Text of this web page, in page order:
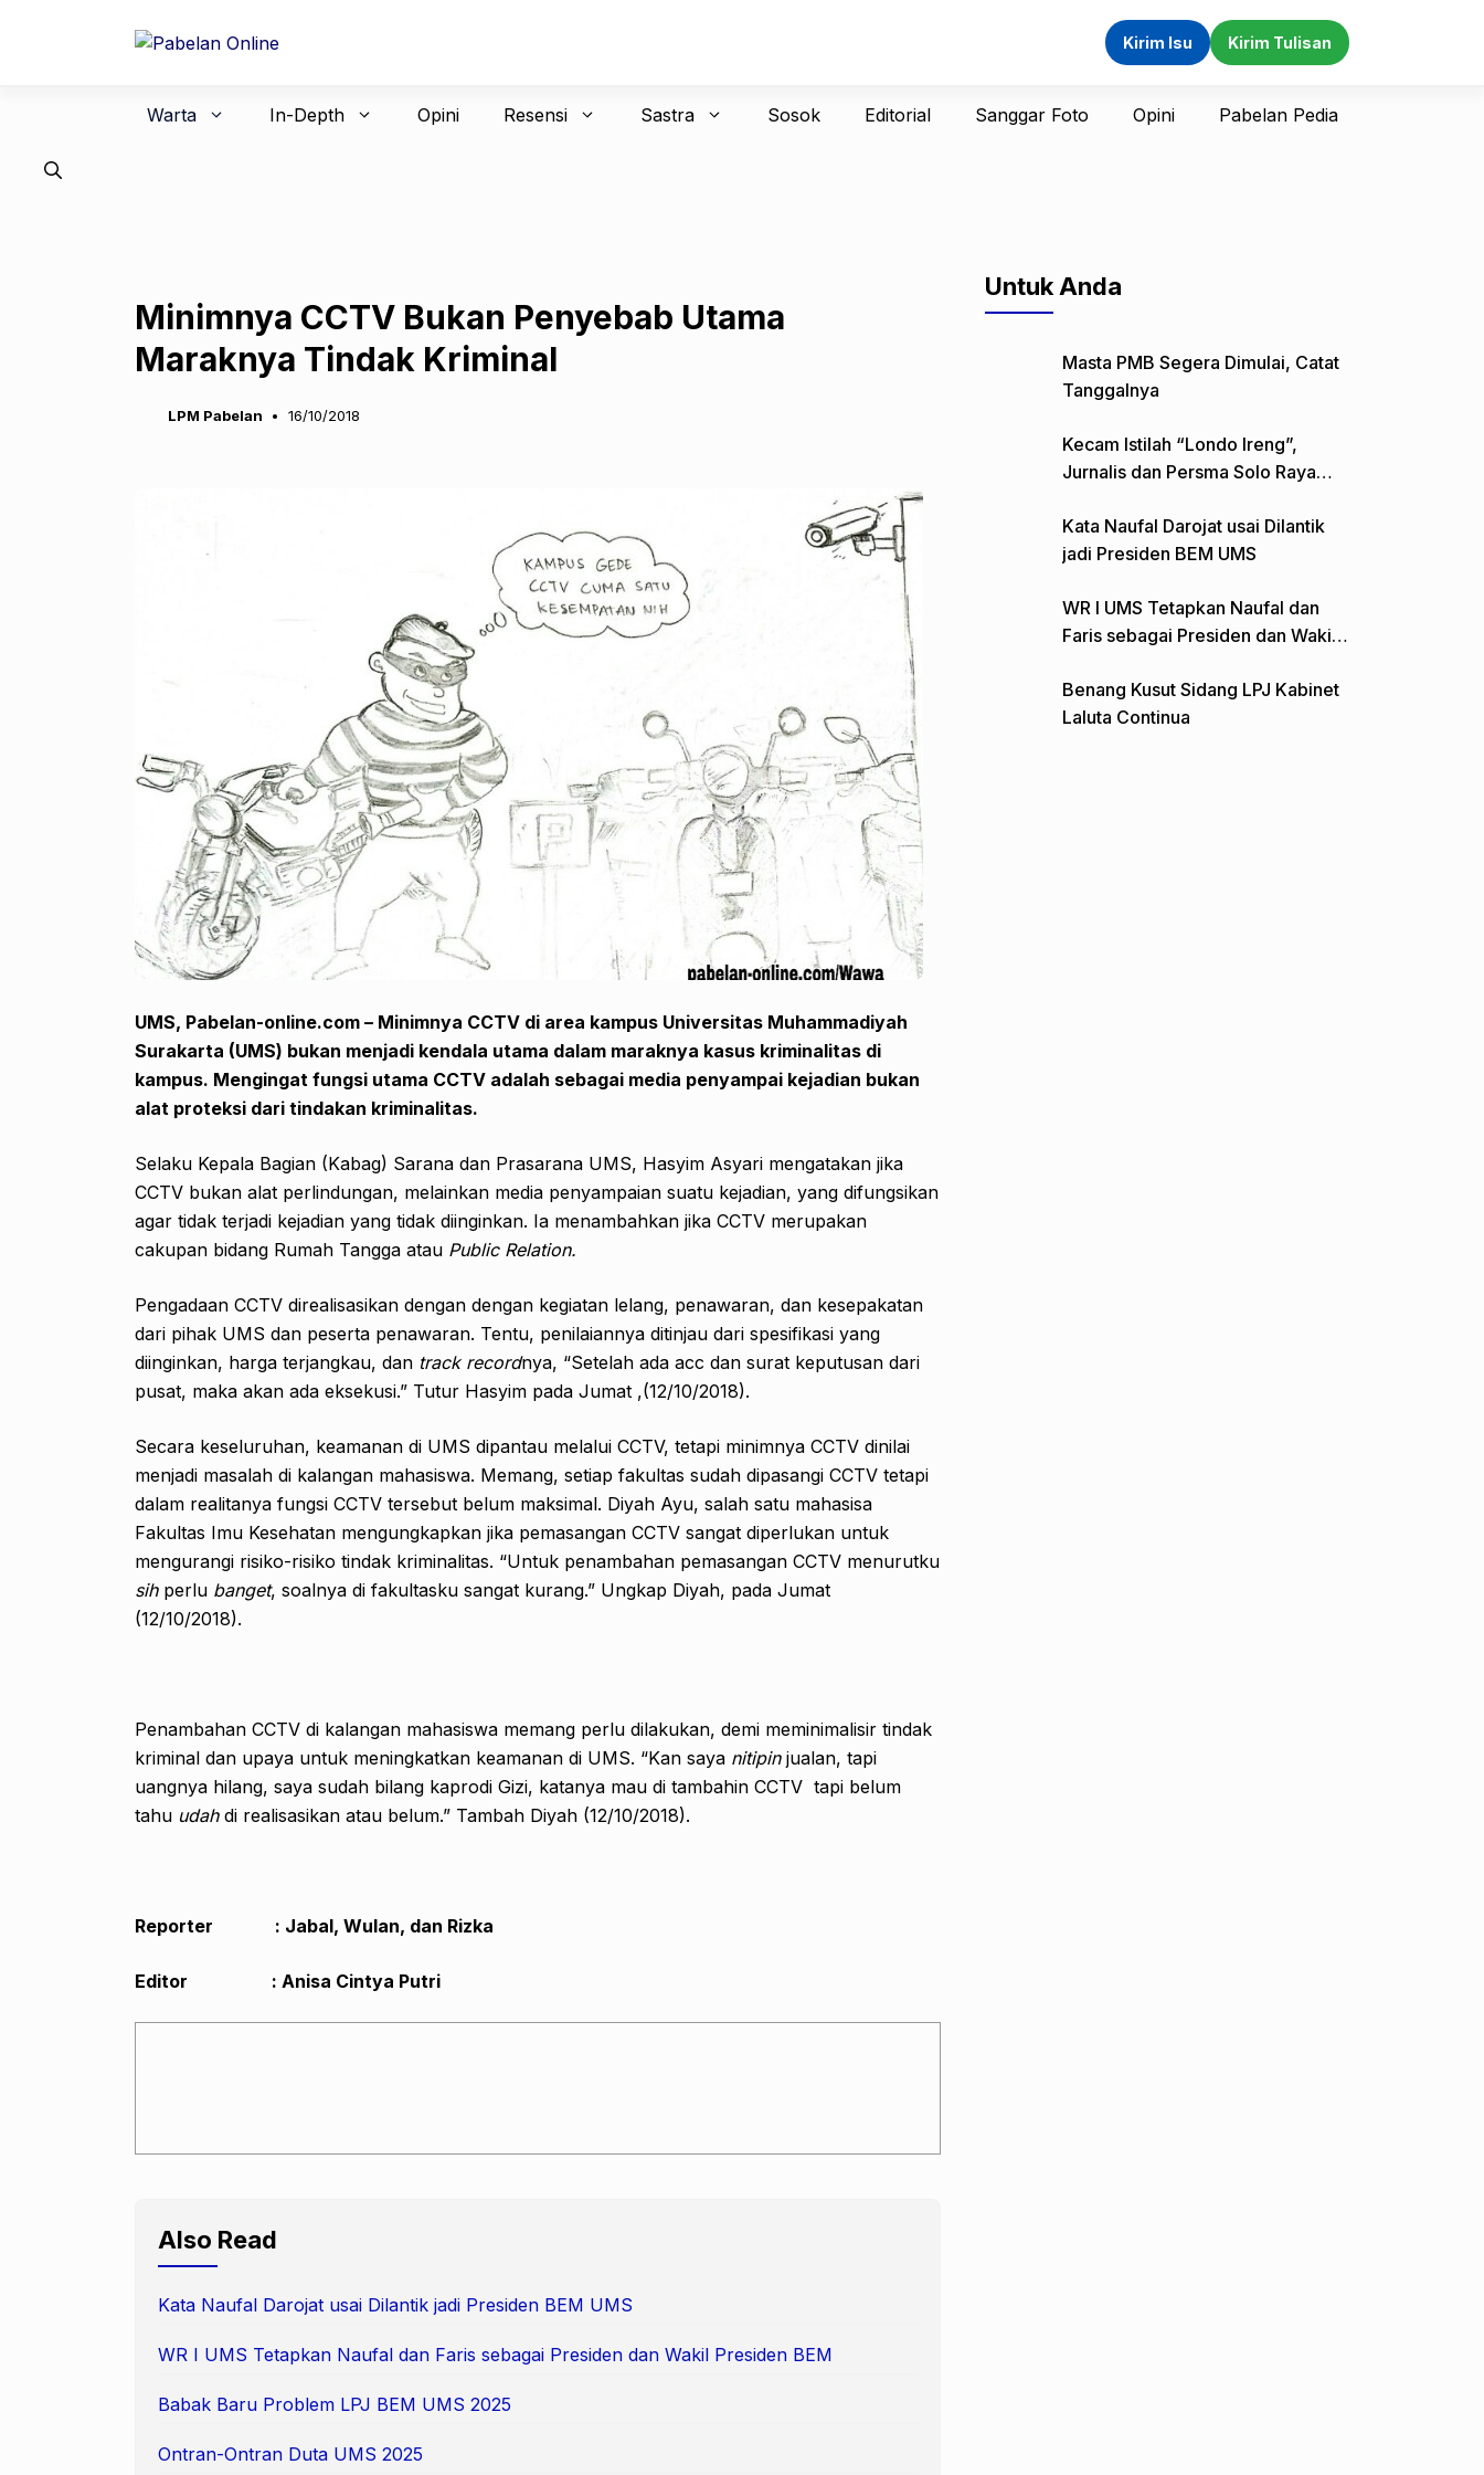
Kirim Isu Kirim Tulisan
Warta In-Depth Opini Resensi Sastra Sosok Editorial Sanggar Foto Opini Pabelan Pedia
Minimnya CCTV Bukan Penyebab Utama
Maraknya Tindak Kriminal
LPM Pabelan 16/10/2018
UMS, Pabelan-online.com – Minimnya CCTV di area kampus Universitas Muhammadiyah
Surakarta (UMS) bukan menjadi kendala utama dalam maraknya kasus kriminalitas di
kampus. Mengingat fungsi utama CCTV adalah sebagai media penyampai kejadian bukan
alat proteksi dari tindakan kriminalitas.
Selaku Kepala Bagian (Kabag) Sarana dan Prasarana UMS, Hasyim Asyari mengatakan jika
CCTV bukan alat perlindungan, melainkan media penyampaian suatu kejadian, yang difungsikan
agar tidak terjadi kejadian yang tidak diinginkan. Ia menambahkan jika CCTV merupakan
cakupan bidang Rumah Tangga atau Public Relation.
Pengadaan CCTV direalisasikan dengan dengan kegiatan lelang, penawaran, dan kesepakatan
dari pihak UMS dan peserta penawaran. Tentu, penilaiannya ditinjau dari spesifikasi yang
diinginkan, harga terjangkau, dan track recordnya, “Setelah ada acc dan surat keputusan dari
pusat, maka akan ada eksekusi.” Tutur Hasyim pada Jumat ,(12/10/2018).
Secara keseluruhan, keamanan di UMS dipantau melalui CCTV, tetapi minimnya CCTV dinilai
menjadi masalah di kalangan mahasiswa. Memang, setiap fakultas sudah dipasangi CCTV tetapi
dalam realitanya fungsi CCTV tersebut belum maksimal. Diyah Ayu, salah satu mahasisa
Fakultas Imu Kesehatan mengungkapkan jika pemasangan CCTV sangat diperlukan untuk
mengurangi risiko-risiko tindak kriminalitas. “Untuk penambahan pemasangan CCTV menurutku
sihperlu banget, soalnya di fakultasku sangat kurang.” Ungkap Diyah, pada Jumat
(12/10/2018).
Penambahan CCTV di kalangan mahasiswa memang perlu dilakukan, demi meminimalisir tindak
kriminal dan upaya untuk meningkatkan keamanan di UMS. “Kan saya nitipinjualan, tapi
uangnya hilang, saya sudah bilang kaprodi Gizi, katanya mau di tambahin CCTV tapi belum
tahu udahdi realisasikan atau belum.” Tambah Diyah (12/10/2018).
Reporter : Jabal, Wulan, dan Rizka
Editor : Anisa Cintya Putri
Also Read
Kata Naufal Darojat usai Dilantik jadi Presiden BEM UMS
WR I UMS Tetapkan Naufal dan Faris sebagai Presiden dan Wakil Presiden BEM
Babak Baru Problem LPJ BEM UMS 2025
Ontran-Ontran Duta UMS 2025
Untuk Anda
Masta PMB Segera Dimulai, Catat
Tanggalnya
Kecam Istilah “Londo Ireng”,
Jurnalis dan Persma Solo Raya
Kata Naufal Darojat usai Dilantik
jadi Presiden BEM UMS
WR I UMS Tetapkan Naufal dan
Faris sebagai Presiden dan Wakil
Benang Kusut Sidang LPJ Kabinet
Laluta Continua